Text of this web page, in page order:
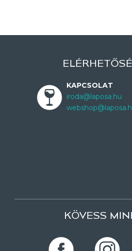
KAPCSOLAT
iroda@laposa.hu
KÖVESS